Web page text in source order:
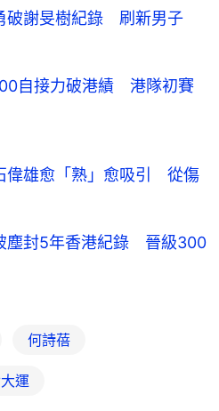
破謝旻樹紀錄 刷新男子
自接力破港績 港隊初賽
偉雄愈「熟」愈吸引 從傷
塵封5年香港紀錄 晉級300
何詩蓓
運